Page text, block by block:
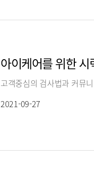
아이케어를 위한
2021-09-27